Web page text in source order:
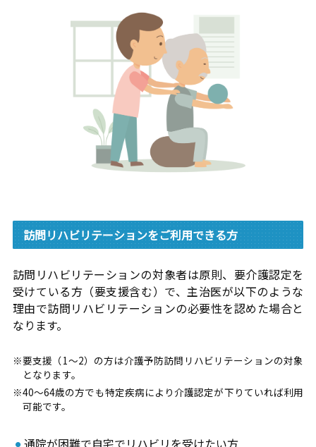
訪問リハビリテーションをご利用できる方
訪問リハビリテーションの対象者は原則、要介護認定を
受けている方（要支援含む）で、主治医が以下のような
理由で訪問リハビリテーションの必要性を認めた場合と
なります。
※要支援（1～2）の方は介護予防訪問リハビリテーションの対象
となります。
※40～64歳の方でも特定疾病により介護認定が下りていれば利用
可能です。
通院が困難で自宅でリハビリを受けたい方